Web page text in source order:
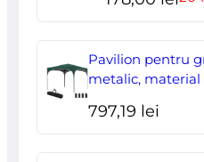
Pavilion pentru
metalic, material
2.95×2.95×2.55 m
797,19 lei